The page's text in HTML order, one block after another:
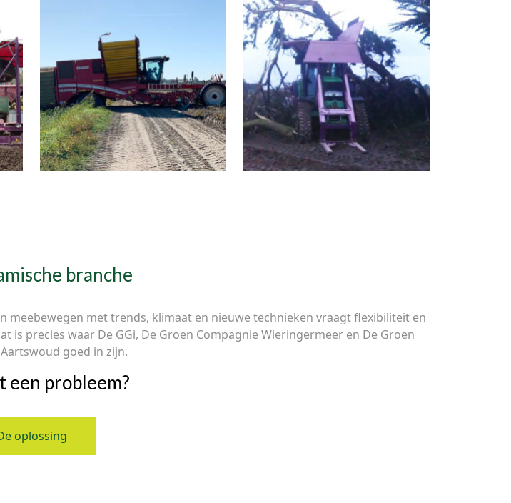
branche
met trends, klimaat en nieuwe technieken vraagt flexibiliteit en
is precies waar De GGi, De Groen Compagnie Wieringermeer en De Groen
goed in zijn.
een probleem?
oplossing